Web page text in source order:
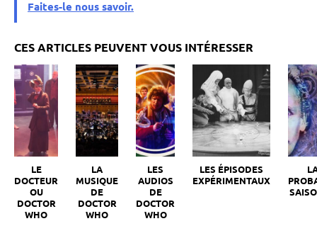
Faites-le nous savoir.
LE
DOCTEUR
OU
DOCTOR
WHO
LA
MUSIQUE
DE
DOCTOR
WHO
LES
AUDIOS
DE
DOCTOR
WHO
LES ÉPISODES
EXPÉRIMENTAUX